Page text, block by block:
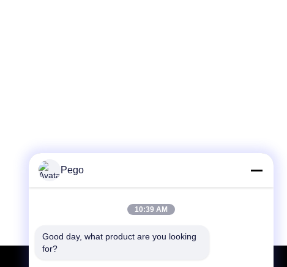
Pego
10:39 AM
Good day, what product are you looking
for?